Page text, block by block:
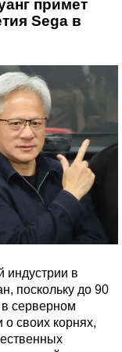
примет
Sega в
индустрии в
поскольку до 90
в серверном
своих корнях,